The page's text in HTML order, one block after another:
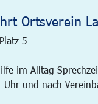
Ortsverein
5
im Alltag
und nach